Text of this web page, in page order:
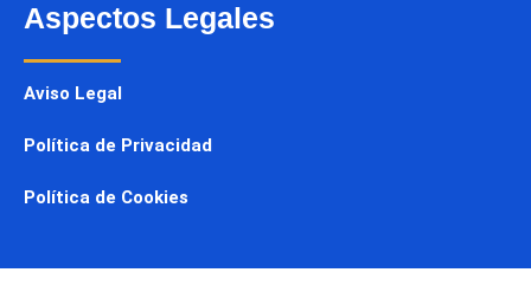
Aspectos Legales
Aviso Legal
Política de Privacidad
Política de Cookies